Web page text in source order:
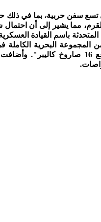
تسع سفن حربية، بما في ذلك
القرم، مما يشير إلى أن
المتحدثة باسم القيادة
البحرية الكاملة
حاملتا صواريخ.. ويمكن تسليحهما بواقع